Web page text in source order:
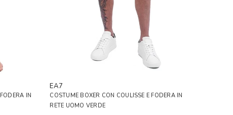
IN
EA7
COSTUME BOXER CON COULISSE E FODERA IN
RETE UOMO VERDE